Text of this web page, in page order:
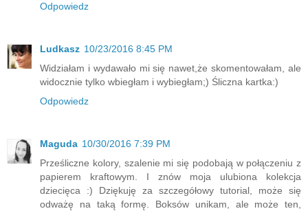
Odpowiedz
Ludkasz 10/23/2016 8:45 PM
Widziałam i wydawało mi się nawet,że skomentowałam, ale
widocznie tylko wbiegłam i wybiegłam;) Śliczna kartka:)
Odpowiedz
Maguda 10/30/2016 7:39 PM
Prześliczne kolory, szalenie mi się podobają w połączeniu z
papierem kraftowym. I znów moja ulubiona kolekcja
dziecięca :) Dziękuję za szczegółowy tutorial, może się
odważę na taką formę. Boksów unikam, ale może ten,